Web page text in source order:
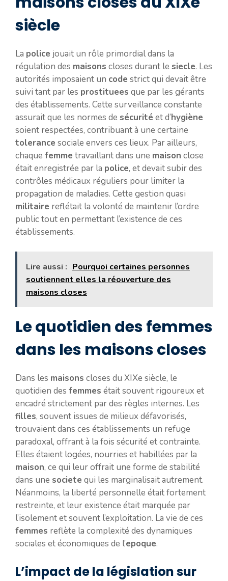
siècle
La police jouait un rôle primordial dans la
régulation des maisons closes durant le siecle. Les
autorités imposaient un code strict qui devait être
suivi tant par les prostituees que par les gérants
des établissements. Cette surveillance constante
assurait que les normes de sécurité et d’hygiène
soient respectées, contribuant à une certaine
tolerance sociale envers ces lieux. Par ailleurs,
chaque femme travaillant dans une maison close
était enregistrée par la police, et devait subir des
contrôles médicaux réguliers pour limiter la
propagation de maladies. Cette gestion quasi
militaire reflétait la volonté de maintenir l’ordre
public tout en permettant l’existence de ces
établissements.
Lire aussi : Pourquoi certaines personnes
soutiennent elles la réouverture des
maisons closes
Le quotidien des femmes
dans les maisons closes
Dans les maisons closes du XIXe siècle, le
quotidien des femmes était souvent rigoureux et
encadré strictement par des règles internes. Les
filles, souvent issues de milieux défavorisés,
trouvaient dans ces établissements un refuge
paradoxal, offrant à la fois sécurité et contrainte.
Elles étaient logées, nourries et habillées par la
maison, ce qui leur offrait une forme de stabilité
dans une societe qui les marginalisait autrement.
Néanmoins, la liberté personnelle était fortement
restreinte, et leur existence était marquée par
l’isolement et souvent l’exploitation. La vie de ces
femmes reflète la complexité des dynamiques
sociales et économiques de l’epoque.
L’impact de la législation sur